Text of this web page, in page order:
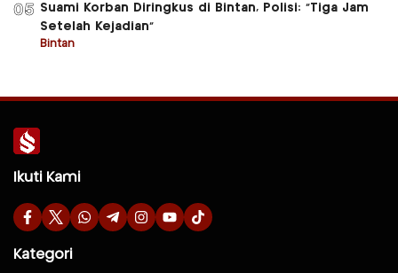
05 Suami Korban Diringkus di Bintan, Polisi: “Tiga Jam
Setelah Kejadian”
Bintan
Ikuti Kami
Kategori